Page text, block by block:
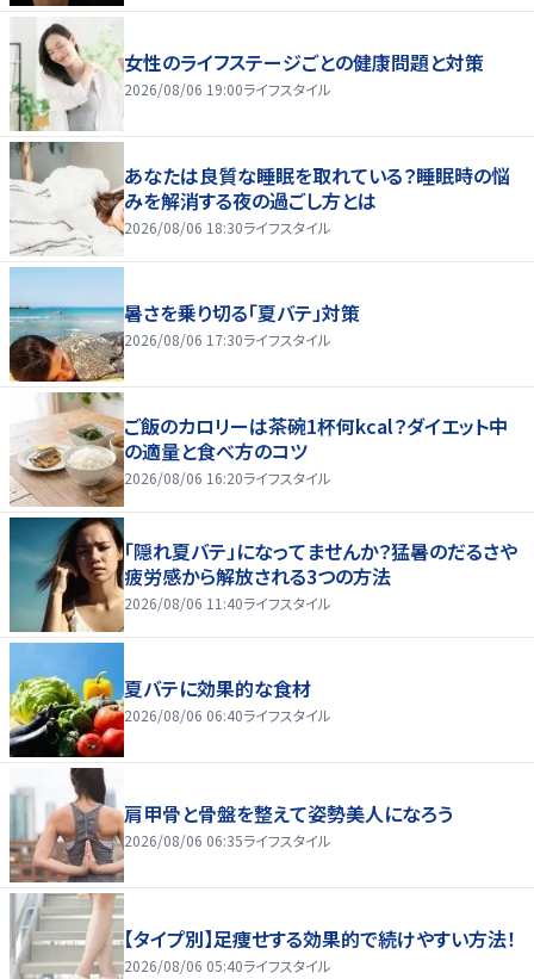
女性のライフステージごとの健康問題と対策
2026/08/06 19:00ライフスタイル
あなたは良質な睡眠を取れている？睡眠時の悩
みを解消する夜の過ごし方とは
2026/08/06 18:30ライフスタイル
暑さを乗り切る「夏バテ」対策
2026/08/06 17:30ライフスタイル
ご飯のカロリーは茶碗1杯何kcal？ダイエット中
の適量と食べ方のコツ
2026/08/06 16:20ライフスタイル
「隠れ夏バテ」になってませんか？猛暑のだるさや
疲労感から解放される3つの方法
2026/08/06 11:40ライフスタイル
夏バテに効果的な食材
2026/08/06 06:40ライフスタイル
肩甲骨と骨盤を整えて姿勢美人になろう
2026/08/06 06:35ライフスタイル
【タイプ別】足痩せする効果的で続けやすい方法！
2026/08/06 05:40ライフスタイル